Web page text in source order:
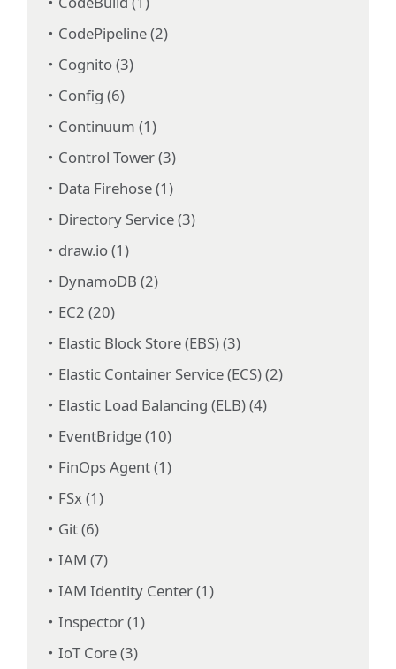
CodePipeline (2)
Cognito (3)
Config (6)
Continuum (1)
Control Tower (3)
Data Firehose (1)
Directory Service (3)
draw.io (1)
DynamoDB (2)
EC2 (20)
Elastic Block Store (EBS) (3)
Elastic Container Service (ECS) (2)
Elastic Load Balancing (ELB) (4)
EventBridge (10)
FinOps Agent (1)
FSx (1)
Git (6)
IAM (7)
IAM Identity Center (1)
Inspector (1)
IoT Core (3)